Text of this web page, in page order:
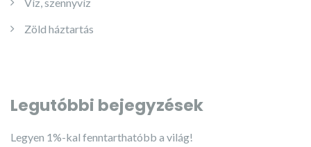
Zöld háztartás
Legutóbbi bejegyzések
Legyen 1%-kal fenntarthatóbb a világ!